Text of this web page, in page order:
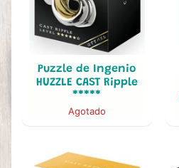
Puzzle de Ingenio
HUZZLE CAST Ripple
*****
Agotado